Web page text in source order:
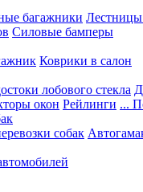
багажники Лестницы
Силовые бамперы
Коврики в салон
лобового стекла
окон Рейлинги ...
собак